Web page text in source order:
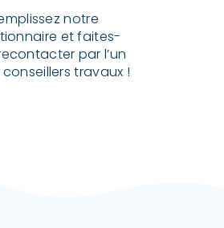
notre
et faites-
par l’un
travaux !